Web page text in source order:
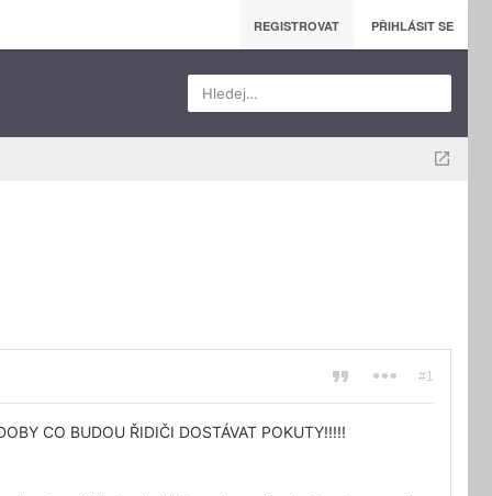
REGISTROVAT PŘIHLÁSIT SE
Hledej…
#1
CO BUDOU ŘIDIČI DOSTÁVAT POKUTY!!!!!